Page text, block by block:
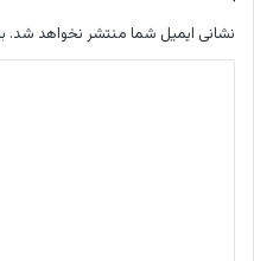
نشانی ایمیل شما منتشر نخواهد شد.